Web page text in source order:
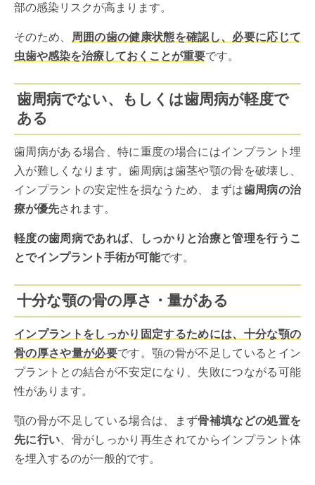
部の感染リスクが高まります。
そのため、
周囲の歯の健康状態を確認し、必要に応じて
虫歯や感染を治療しておくことが重要です。
歯周病でない、もしくは歯周病が軽度で
ある
歯周病がある場合、特に重度の場合にはインプラント埋
入が難しくなります。歯周病は歯茎や顎の骨を破壊し、
インプラントの安定性を損なうため、まずは歯周病の治
療が優先されます。
軽度の歯周病であれば、しっかりと治療と管理を行うこ
とでインプラント手術が可能です。
十分な顎の骨の厚さ・量がある
インプラントをしっかり固定するためには、十分な顎の
骨の厚さや量が必要です。顎の骨が不足しているとイン
プラントとの結合が不安定になり、失敗につながる可能
性があります。
顎の骨が不足している場合は、まず骨補填などの処置を
先に行い 、骨がしっかり再生されてからインプラント体
を埋入するのが一般的です。